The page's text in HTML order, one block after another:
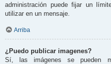
administración puede fijar un
utilizar en un mensaje.
Arriba
¿Puedo publicar imagenes?
Sí, las imágenes se pueden